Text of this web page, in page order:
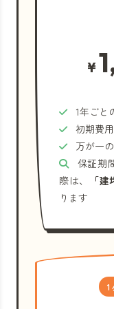
¥
1年ごと
初期費
万が一
保証期
際は、
「
ります
1